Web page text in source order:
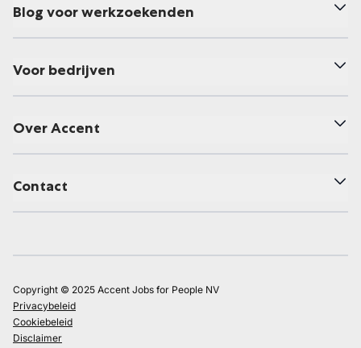
Blog voor werkzoekenden
Voor bedrijven
Over Accent
Contact
Copyright © 2025 Accent Jobs for People NV
Privacybeleid
Cookiebeleid
Disclaimer